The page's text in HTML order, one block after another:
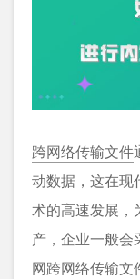
跨网络传输文件
动数据，这在现
术的高速发展，
产，企业一般
网跨网络传输文